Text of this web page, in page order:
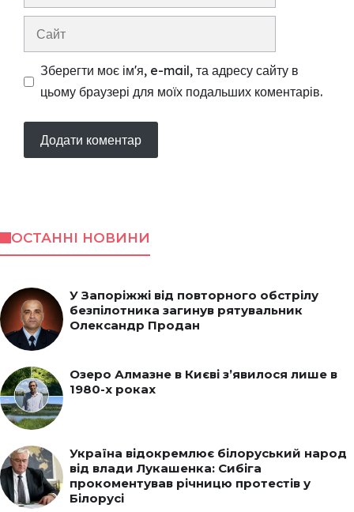
Сайт
Зберегти моє ім'я, e-mail, та адресу сайту в
цьому браузері для моїх подальших коментарів.
ОСТАННІ НОВИНИ
У Запоріжжі від повторного обстрілу
безпілотника загинув рятувальник
Олександр Продан
Озеро Алмазне в Києві з’явилося лише в
1980-х роках
Україна відокремлює білоруський народ
від влади Лукашенка: Сибіга
прокоментував річницю протестів у
Білорусі